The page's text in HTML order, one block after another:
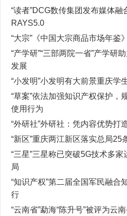
“读者”DCG数传集团发布媒体融
RAYS5.0
“大宗”《中国大宗商品市场年鉴
“产学研”“三部两院一省”产学研
发展
“小发明”小发明有大前景重庆学
“草案”依法加强知识产权保护，
使用行为
“外研社”外研社：凭内容优势打
“新区”重庆两江新区落实总局25
“三星”三星称已突破5G技术多
局
“知识产权”第二届全国军民融合
行
“云南省”勐海“陈升号”被评为云